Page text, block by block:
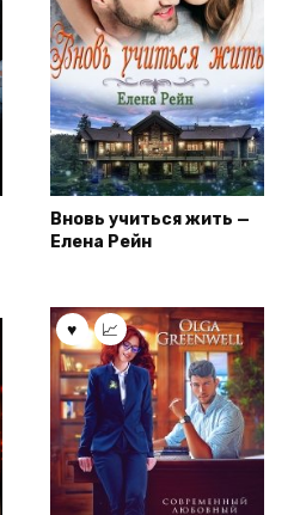
Вновь учиться жить —
Елена Рейн